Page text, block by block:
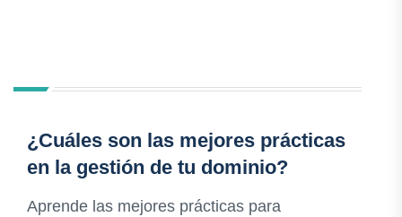
¿Cuáles son las mejores prácticas
en la gestión de tu dominio?
Aprende las mejores prácticas para